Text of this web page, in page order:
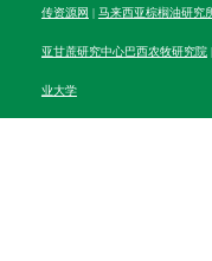
传资源网 | 马来西亚棕榈油研究
亚甘蔗研究中心巴西农牧研究院|
业大学